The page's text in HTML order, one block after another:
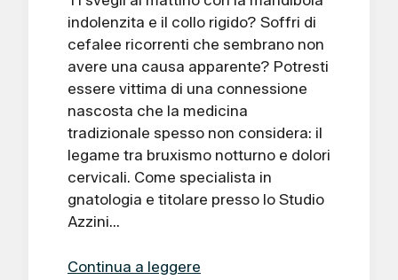
indolenzita e il collo rigido? Soffri di
cefalee ricorrenti che sembrano non
avere una causa apparente? Potresti
essere vittima di una connessione
nascosta che la medicina
tradizionale spesso non considera: il
legame tra bruxismo notturno e dolori
cervicali. Come specialista in
gnatologia e titolare presso lo Studio
Azzini…
Continua a leggere